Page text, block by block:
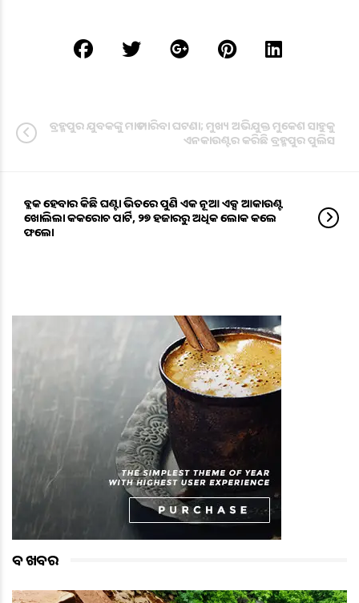
ବ୍ରହ୍ମପୁର ଯୁବକଙ୍କୁ ମାଡ ମାରିବା ଘଟଣା; ମୁଖ୍ୟ ଅଭିଯୁକ୍ତ ମୁକେଶ ସାହୁକୁ
ଏନକାଉଣ୍ଟର କରିଛି ବ୍ରହ୍ମପୁର ପୁଲିସ
ବ୍ଲକ ହେବାର କିଛି ଘଣ୍ଟା ଭିତରେ ପୁଣି ଏକ ନୂଆ ଏକ୍ସ ଆକାଉଣ୍ଟ
ଖୋଲିଲା କକରୋଚ ପାର୍ଟି, ୨୭ ହଜାରରୁ ଅଧିକ ଲୋକ କଲେ
ଫଲୋ
ବଡ ଖବର